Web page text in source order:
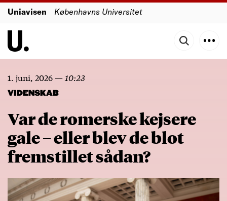
Uniavisen Københavns Universitet
1. juni, 2026— 10:23
VIDENSKAB
Var de romerske kejsere
gale – eller blev de blot
fremstillet sådan?